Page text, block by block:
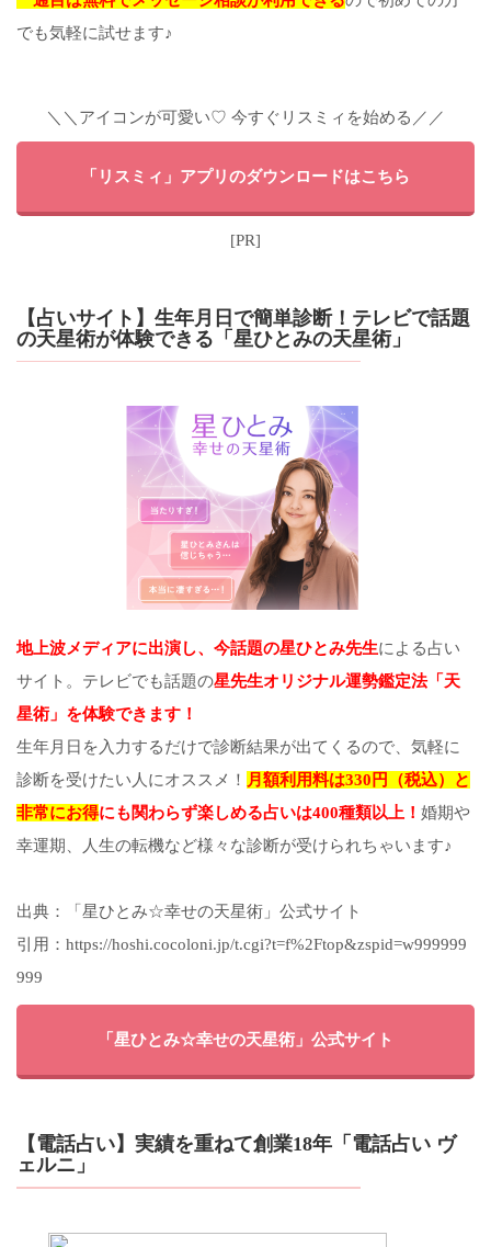
でも気軽に試せます♪
＼＼アイコンが可愛い♡ 今すぐリスミィを始める／／
「リスミィ」アプリのダウンロードはこちら
[PR]
【占いサイト】生年月日で簡単診断！テレビで話題
の天星術が体験できる「星ひとみの天星術」
地上波メディアに出演し、今話題の星ひとみ先生による占い
サイト。テレビでも話題の星先生オリジナル運勢鑑定法「天
星術」を体験できます！
生年月日を入力するだけで診断結果が出てくるので、気軽に
診断を受けたい人にオススメ！ 月額利用料は330円（税込）と
非常にお得にも関わらず楽しめる占いは400種類以上！ 婚期や
幸運期、人生の転機など様々な診断が受けられちゃいます♪
出典：「星ひとみ☆幸せの天星術」公式サイト
引用：https://hoshi.cocoloni.jp/t.cgi?t=f%2Ftop&zspid=w999999
999
「星ひとみ☆幸せの天星術」公式サイト
【電話占い】実績を重ねて創業18年「電話占い ヴ
ェルニ」